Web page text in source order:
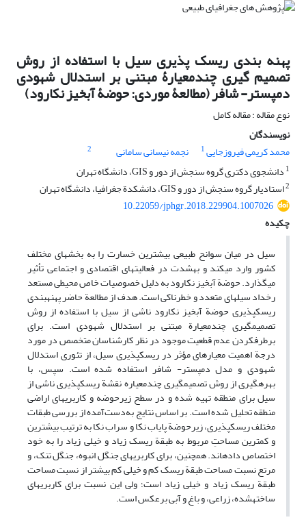
پهنه ‏بندی ریسک ‏پذیری سیل با استفاده از روش
تصمیم ‏گیری چندمعیارۀ مبتنی بر استدلال شهودی
دمپستر- شافر (مطالعۀ موردی: حوضۀ آبخیز نکارود)
نوع مقاله : مقاله کامل
نویسندگان
محمد کریمی فیروزجایی1 نجمه نیسانی سامانی
2
1 دانشجوی دکتری گروه سنجش از دور و GIS، دانشگاه تهران
2استادیار گروه سنجش از دور و GIS، دانشکدة جغرافیا، دانشگاه تهران
10.22059/jphgr.2018.229904.1007026
چکیده
سیل در میان سوانح طبیعی بیشترین خسارت را به بخش‏های مختلف
کشور وارد می‏کند و به‏شدت در فعالیت‏های اقتصادی و اجتماعی تأثیر
می‏گذارد. حوضة آبخیز نکارود به دلیل خصوصیات خاص محیطی مستعد
رخداد سیل‏های متعدد و خطرناکی است. هدف از مطالعة حاضر پهنه‏بندی
ریسک‏پذیری حوضة آبخیز نکارود ناشی از سیل با استفاده از روش
تصمیم‏گیری چندمعیارة مبتنی بر استدلال شهودی است. برای
برطرف‏کردن عدم قطعیت موجود در نظر کارشناسان متخصص در مورد
درجة اهمیت معیارهای مؤثر در ریسک‏پذیری سیل، از تئوری استدلال
شهودی و مدل دمپستر- شافر استفاده شده است. سپس، با
بهره‏گیری از روش‏ تصمیم‏گیری چندمعیاره نقشة ریسک‏پذیری ناشی از
سیل برای منطقه تهیه شده و در سطح زیرحوضه و کاربری‏های اراضی
منطقه تحلیل شده است. بر اساس نتایج به‌دست‌آمده از بررسی طبقات
مختلف ریسک‏پذیری، زیرحوضة پایاب نکا و سراب نکا به ترتیب بیشترین
و کمترین مساحتِ مربوط به طبقة ریسک زیاد و خیلی زیاد را به خود
اختصاص داده‏اند. همچنین، برای کاربری‏های جنگل انبوه، جنگل تنک، و
مرتع نسبت مساحت طبقة ریسک کم و خیلی کم بیشتر از نسبت مساحت
طبقة ریسک زیاد و خیلی زیاد است؛ ولی این نسبت برای کاربری‏های
ساخته‏شده، زراعی، و باغ و آبی برعکس است.